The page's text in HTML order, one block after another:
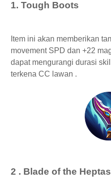
1. Tough Boots
Item ini akan memberikan
movement SPD dan +22
dapat mengurangi durasi
terkena CC lawan .
2 . Blade of the